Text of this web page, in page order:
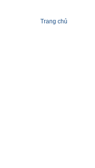
Trang chủ